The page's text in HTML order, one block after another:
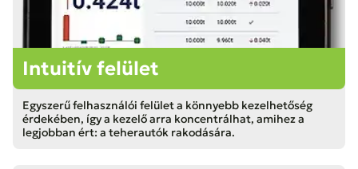
Intuitív felület
Egyszerű felhasználói felület a könnyebb kezelhetőség
érdekében, így a kezelő arra koncentrálhat, amihez a
legjobban ért: a teherautók rakodására.